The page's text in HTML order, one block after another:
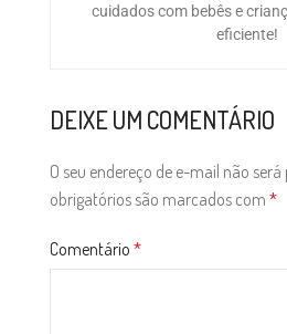
cuidados com bebês e
eficiente!
DEIXE UM COMENTÁRIO
O seu endereço de e-mail não
obrigatórios são marcados com *
Comentário *